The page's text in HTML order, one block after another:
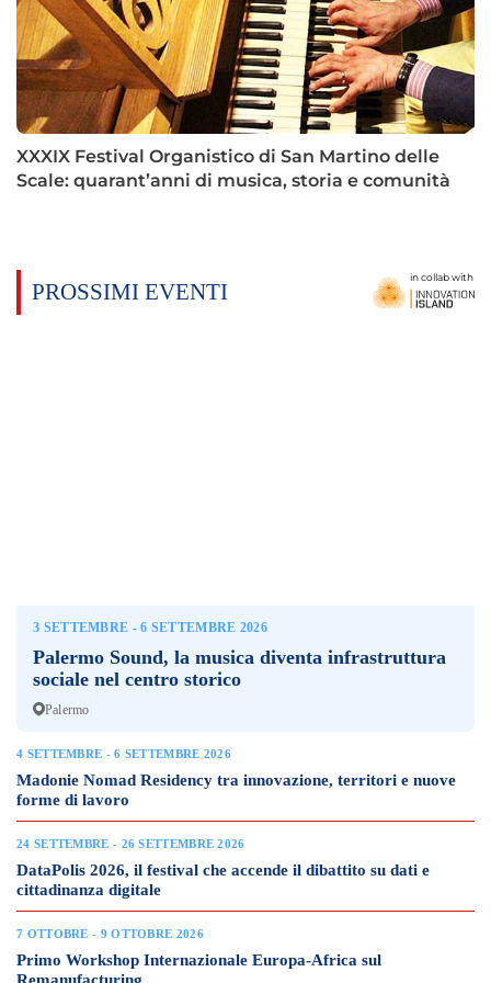
XXXIX Festival Organistico di San Martino delle
Scale: quarant’anni di musica, storia e comunità
PROSSIMI EVENTI
in collab with
3 SETTEMBRE - 6 SETTEMBRE 2026
Palermo Sound, la musica diventa infrastruttura
sociale nel centro storico
Palermo
4 SETTEMBRE - 6 SETTEMBRE 2026
Madonie Nomad Residency tra innovazione, territori e nuove
forme di lavoro
24 SETTEMBRE - 26 SETTEMBRE 2026
DataPolis 2026, il festival che accende il dibattito su dati e
cittadinanza digitale
7 OTTOBRE - 9 OTTOBRE 2026
Primo Workshop Internazionale Europa-Africa sul
Remanufacturing